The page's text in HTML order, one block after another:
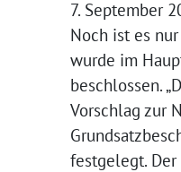
7. September
Noch ist es
wurde im
beschlossen.
Vorschlag zur
festgelegt. Der